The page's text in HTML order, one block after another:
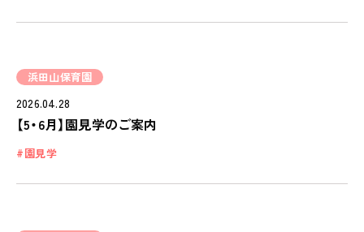
浜田山保育園
2026.04.28
【5・6月】園見学のご案内
園見学